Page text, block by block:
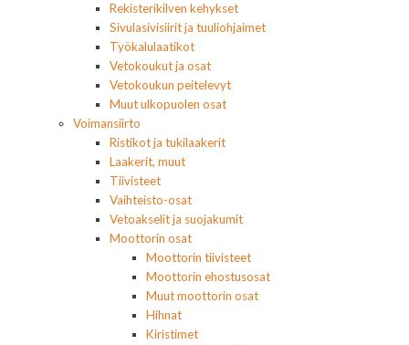
Rekisterikilven kehykset
Sivulasivisiirit ja tuuliohjaimet
Työkalulaatikot
Vetokoukut ja osat
Vetokoukun peitelevyt
Muut ulkopuolen osat
Voimansiirto
Ristikot ja tukilaakerit
Laakerit, muut
Tiivisteet
Vaihteisto-osat
Vetoakselit ja suojakumit
Moottorin osat
Moottorin tiivisteet
Moottorin ehostusosat
Muut moottorin osat
Hihnat
Kiristimet